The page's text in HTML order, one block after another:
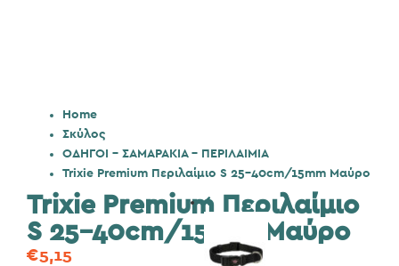
Home
Σκύλος
ΟΔΗΓΟΙ - ΣΑΜΑΡΑΚΙΑ - ΠΕΡΙΛΑΙΜΙΑ
Trixie Premium Περιλαίμιο S 25-40cm/15mm Μαύρο
Trixie Premium Περιλαίμιο
S 25-40cm/15mm Μαύρο
€5,15